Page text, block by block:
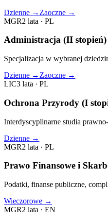
Dzienne → Zaoczne →
MGR2 lata · PL
Administracja (II stopień)
Specjalizacja w wybranej
Dzienne → Zaoczne →
LIC3 lata · PL
Ochrona Przyrody (I
Interdyscyplinarne studia
Dzienne →
MGR2 lata · PL
Prawo Finansowe i
Podatki, finanse publiczne,
Wieczorowe →
MGR2 lata · EN